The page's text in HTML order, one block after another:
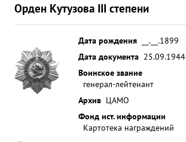
Орден Кутузова III степени
Дата рождения
__.__.1899
Дата документа 25.09.1944
Воинское звание
генерал-лейтенант
Архив ЦАМО
Фонд ист. информации
Картотека награждений